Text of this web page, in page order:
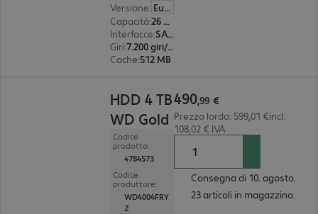
Versione:
Europa
Capacità:
26 TB
Interfacce:
SATA 3.0 (6 Gbit/s) 8,9 cm (3,5")
Giri:
7.200 giri/min.
Cache:512 MB
HDD 4 TB
WD Gold
Codice
prodotto:
4784573
Codice
produttore:
WD4004FRY
Z
490,99 €
Prezzo lordo: 599,01 €incl.
108,02 € IVA
Consegna di 10. agosto.
23 articoli in magazzino.